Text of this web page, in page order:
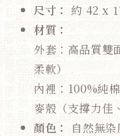
尺寸： 約 42 x
材質：
外套：高品質雙
柔軟）
內裡：100%純
麥殼（支撐力佳
顏色： 自然無